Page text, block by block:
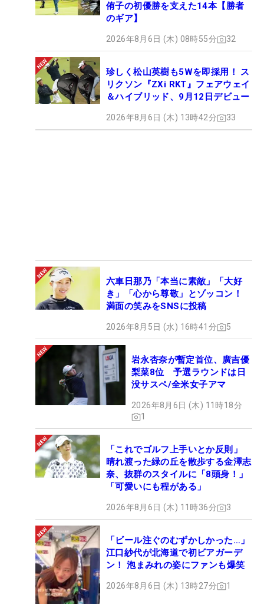
侑子の初優勝を支えた14本【勝者
のギア】
2026年8月6日 (木) 08時55分 32
珍しく松山英樹も5Wを即採用！ ス
リクソン『ZXi RKT』フェアウェイ
＆ハイブリッド、9月12日デビュー
2026年8月6日 (木) 13時42分 33
六車日那乃「本当に素敵」「大好
き」「心から尊敬」とゾッコン！
満面の笑みをSNSに投稿
2026年8月5日 (水) 16時41分 5
岩永杏奈が暫定首位、廣吉優
梨菜8位 予選ラウンドは日
没サスペ/全米女子アマ
2026年8月6日 (木) 11時18分
1
「これでゴルフ上手いとか反則」
晴れ渡った緑の丘を散歩する金澤志
奈、抜群のスタイルに「8頭身！」
「可愛いにも程がある」
2026年8月6日 (木) 11時36分 3
「ビール注ぐのむずかしかった…」
江口紗代が北海道で初ビアガーデ
ン！ 泡まみれの姿にファンも爆笑
2026年8月6日 (木) 13時27分 1